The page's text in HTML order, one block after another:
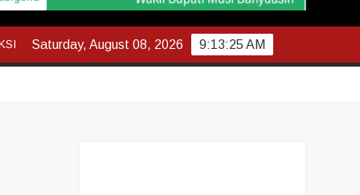
9:13:26 AM
Saturday, August 08, 2026